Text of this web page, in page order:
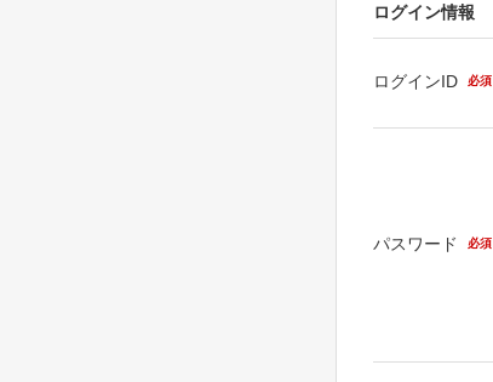
ログイン情報
ログインID 必須
パスワード 必須